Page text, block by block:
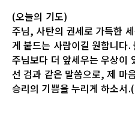
(오늘의 기도)
주님, 사탄의 권세로 가득한
게 붙드는 사람이길 원합니다
주님보다 더 앞세우는 우상이
선 검과 같은 말씀으로, 제 마
승리의 기쁨을 누리게 하소서